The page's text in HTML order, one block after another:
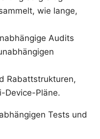
wie lange,
Audits
Rabattstrukturen,
Device-Pläne.
Tests und